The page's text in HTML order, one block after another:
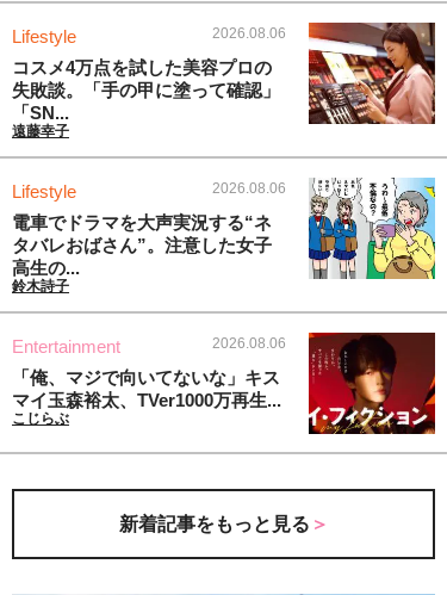
Lifestyle 2026.08.06
コスメ4万点を試した美容プロの
失敗談。「手の甲に塗って確認」
「SN...
遠藤幸子
Lifestyle 2026.08.06
電車でドラマを大声実況する“ネ
タバレおばさん”。注意した女子
高生の...
鈴木詩子
Entertainment 2026.08.06
「俺、マジで向いてないな」キス
マイ玉森裕太、TVer1000万再生...
こじらぶ
新着記事をもっと見る